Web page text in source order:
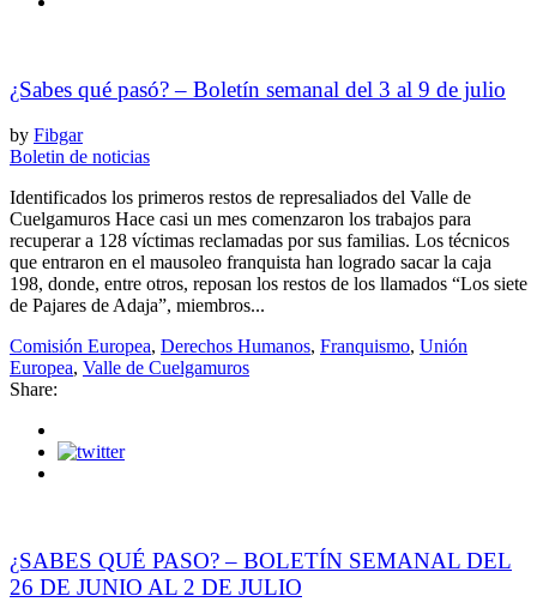
¿Sabes qué pasó? – Boletín semanal del 3 al 9 de julio
by Fibgar
Boletin de noticias
Identificados los primeros restos de represaliados del Valle de
Cuelgamuros Hace casi un mes comenzaron los trabajos para
recuperar a 128 víctimas reclamadas por sus familias. Los técnicos
que entraron en el mausoleo franquista han logrado sacar la caja
198, donde, entre otros, reposan los restos de los llamados “Los siete
de Pajares de Adaja”, miembros...
Comisión Europea, Derechos Humanos, Franquismo, Unión
Europea, Valle de Cuelgamuros
Share:
¿SABES QUÉ PASO? – BOLETÍN SEMANAL DEL
26 DE JUNIO AL 2 DE JULIO